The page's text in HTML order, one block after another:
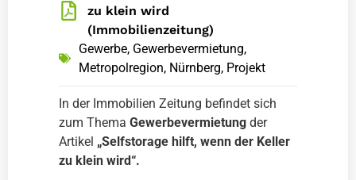
zu klein wird
(Immobilienzeitung)
Gewerbe, Gewerbevermietung,
Metropolregion, Nürnberg, Projekt
In der Immobilien Zeitung befindet sich
zum Thema Gewerbevermietung der
Artikel „Selfstorage hilft, wenn der Keller
zu klein wird“.